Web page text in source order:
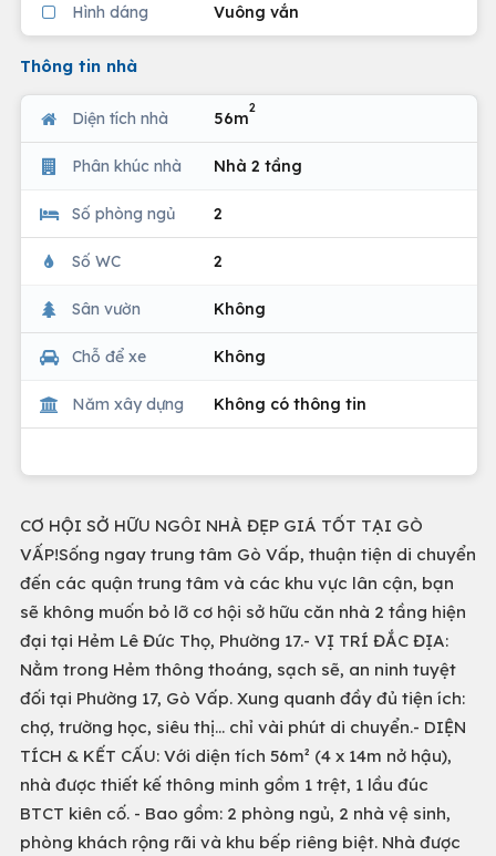
Hình dáng Vuông vắn
Thông tin nhà
Diện tích nhà 56m
2
Phân khúc nhà Nhà 2 tầng
Số phòng ngủ 2
Số WC 2
Sân vườn Không
Chỗ để xe Không
Năm xây dựng Không có thông tin
CƠ HỘI SỞ HỮU NGÔI NHÀ ĐẸP GIÁ TỐT TẠI GÒ
VẤP!Sống ngay trung tâm Gò Vấp, thuận tiện di chuyển
đến các quận trung tâm và các khu vực lân cận, bạn
sẽ không muốn bỏ lỡ cơ hội sở hữu căn nhà 2 tầng hiện
đại tại Hẻm Lê Đức Thọ, Phường 17.- VỊ TRÍ ĐẮC ĐỊA:
Nằm trong Hẻm thông thoáng, sạch sẽ, an ninh tuyệt
đối tại Phường 17, Gò Vấp. Xung quanh đầy đủ tiện ích:
chợ, trường học, siêu thị… chỉ vài phút di chuyển.- DIỆN
TÍCH & KẾT CẤU: Với diện tích 56m² (4 x 14m nở hậu),
nhà được thiết kế thông minh gồm 1 trệt, 1 lầu đúc
BTCT kiên cố. - Bao gồm: 2 phòng ngủ, 2 nhà vệ sinh,
phòng khách rộng rãi và khu bếp riêng biệt. Nhà được